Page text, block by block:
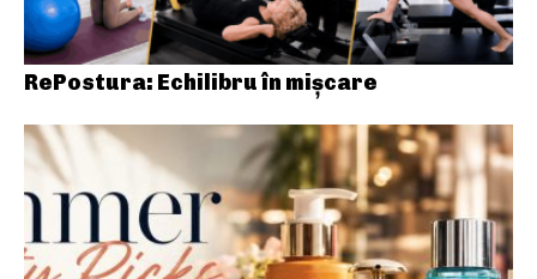
RePostura: Echilibru în mișcare